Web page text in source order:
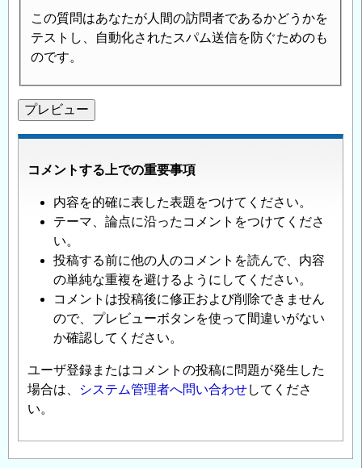
この質問はあなたが人間の訪問者であるかどうかを
テストし、自動化されたスパム送信を防ぐためのも
のです。
コメントする上での重要事項
内容を的確に表した表題をつけてください。
テーマ、論点に沿ったコメントをつけてくださ
い。
投稿する前に他の人のコメントを読んで、内容
の単純な重複を避けるようにしてください。
コメントは投稿後に修正および削除できません
ので、プレビューボタンを使って間違いがない
か確認してください。
ユーザ登録またはコメントの投稿に問題が発生した
場合は、
システム管理者へ問い合わせしてくださ
い。